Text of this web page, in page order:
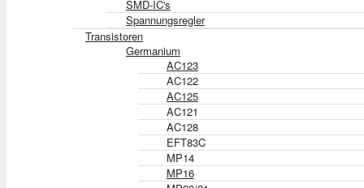
SMD-IC's
Spannungsregler
Transistoren
Germanium
AC123
AC122
AC125
AC121
AC128
EFT83C
MP14
MP16